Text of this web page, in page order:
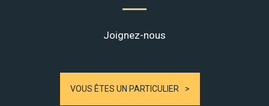
Joignez-nous
VOUS ÊTES UN PARTICULIER